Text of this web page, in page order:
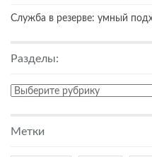
Служба в резерве: умный
Разделы:
Разделы:
Метки